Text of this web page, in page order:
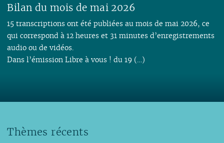
Bilan du mois de mai 2026
15 transcriptions ont été publiées au mois de mai 2026, ce
qui correspond à 12 heures et 31 minutes d’enregistrements
audio ou de vidéos.
Dans l’émission Libre à vous ! du 19 (…)
Thèmes récents